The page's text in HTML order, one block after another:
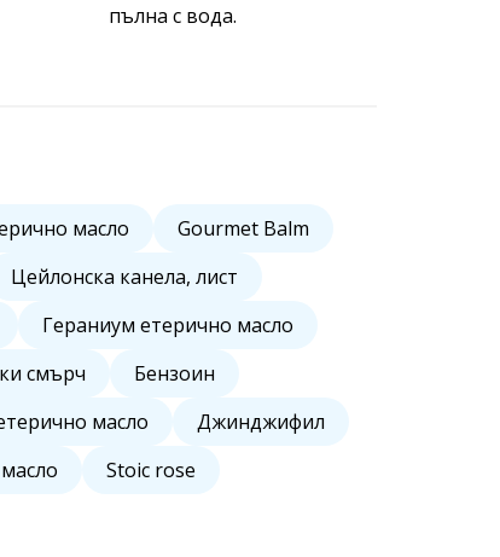
пълна с вода.
масло
Gourmet Balm
Цейлонска канела, лист
Гераниум етерично масло
смърч
Бензоин
масло
Джинджифил
Stoic rose